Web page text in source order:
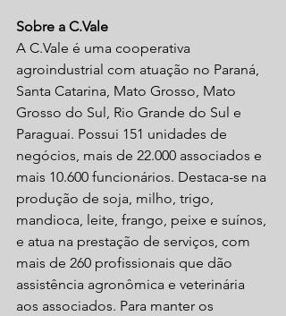
Sobre a C.Vale
A C.Vale é uma cooperativa
agroindustrial com atuação no Paraná,
Santa Catarina, Mato Grosso, Mato
Grosso do Sul, Rio Grande do Sul e
Paraguai. Possui 151 unidades de
negócios, mais de 22.000 associados e
mais 10.600 funcionários. Destaca-se na
produção de soja, milho, trigo,
mandioca, leite, frango, peixe e suínos,
e atua na prestação de serviços, com
mais de 260 profissionais que dão
assistência agronômica e veterinária
aos associados. Para manter os